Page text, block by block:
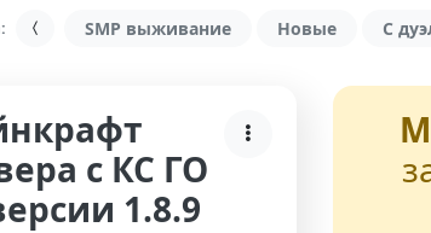
SMP выживание Новые С
с КС ГО
1.8.9